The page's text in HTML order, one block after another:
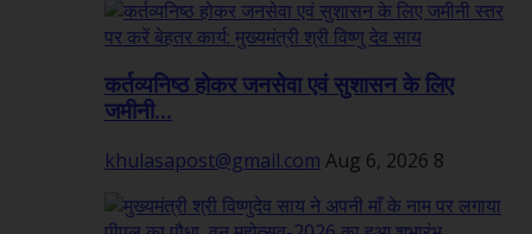
कर्तव्यनिष्ठ होकर जनसेवा एवं सुशासन के लिए
जमीनी...
khulasapost@gmail.com Aug 6, 2026 8